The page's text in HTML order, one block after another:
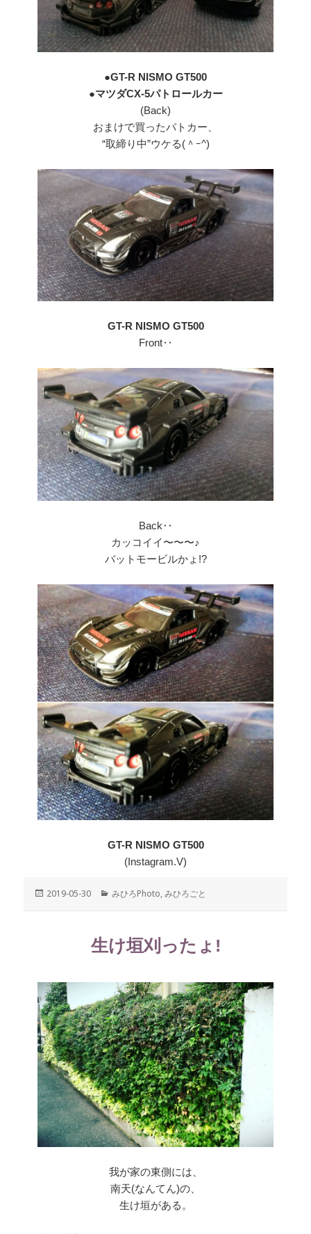
●GT-R NISMO GT500
●マツダCX-5パトロールカー
(Back)
おまけで買ったパトカー、
“取締り中”ウケる(＾ｰ^)
GT-R NISMO GT500
Front‥
Back‥
カッコイイ〜〜〜♪
バットモービルかょ!?
GT-R NISMO GT500
(Instagram.V)
投
2019-05-30
カ
ー
みひろPhoto,みひろごと
生け垣刈ったょ!
我が家の東側には、
南天(なんてん)の、
生け垣がある。